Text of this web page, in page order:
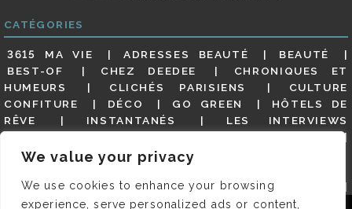
We value your privacy
We use cookies to enhance your browsing
experience, serve personalized ads or content,
CATÉGORIES
3615 MA VIE ADRESSES BEAUTÉ
BEAUTÉ
BEST-OF
CHEZ DEEDEE
CHRONIQUES ET
HUMEURS
CLICHÉS PARISIENS
CULTURE
CONFITURE
DÉCO GO GREEN
HÔTELS DE
RÊVE
INSTANTANÉS
LES INTERVIEWS
MES ADRESSES
MODE NON CLASSÉ
GUIDE
PARIS EN PHOTOS
RESTAURANTS
REVUE DE PRESSE DÉTAILLÉE, SIOU PLAIT